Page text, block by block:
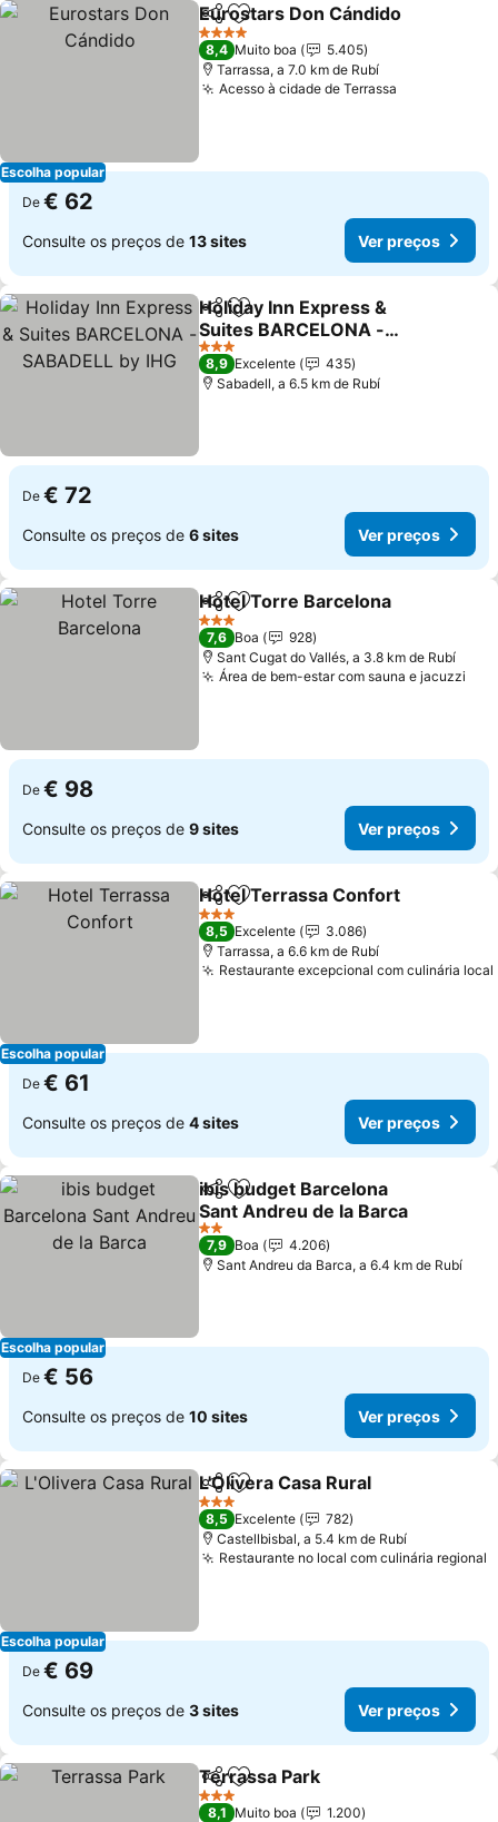
Escolha popular
PartilharAdicionar aos favoritos
Eurostars Don Cándido
4 Estrelas
8,4 Muito boa
5.405
Tarrassa, a 7.0 km de Rubí
Acesso à cidade de Terrassa
De € 62
Consulte os preços de 13 sites Ver preços
PartilharAdicionar aos favoritos
Holiday Inn Express &
Suites BARCELONA -
SABADELL by IHG
3 Estrelas
8,9 Excelente
435
Sabadell, a 6.5 km de Rubí
De € 72
Consulte os preços de 6 sites Ver preços
PartilharAdicionar aos favoritos
Hotel Torre Barcelona
3 Estrelas
7,6 Boa
928
Sant Cugat do Vallés, a 3.8 km de Rubí
Área de bem-estar com sauna e jacuzzi
De € 98
Consulte os preços de 9 sites Ver preços
Escolha popular
PartilharAdicionar aos favoritos
Hotel Terrassa Confort
3 Estrelas
8,5 Excelente
3.086
Tarrassa, a 6.6 km de Rubí
Restaurante excepcional com culinária local
De € 61
Consulte os preços de 4 sites Ver preços
Escolha popular
PartilharAdicionar aos favoritos
ibis budget Barcelona
Sant Andreu de la Barca
2 Estrelas
7,9 Boa
4.206
Sant Andreu da Barca, a 6.4 km de Rubí
De € 56
Consulte os preços de 10 sites Ver preços
Escolha popular
PartilharAdicionar aos favoritos
L'Olivera Casa Rural
3 Estrelas
8,5 Excelente
782
Castellbisbal, a 5.4 km de Rubí
Restaurante no local com culinária regional
De € 69
Consulte os preços de 3 sites Ver preços
PartilharAdicionar aos favoritos
Terrassa Park
3 Estrelas
8,1 Muito boa
1.200